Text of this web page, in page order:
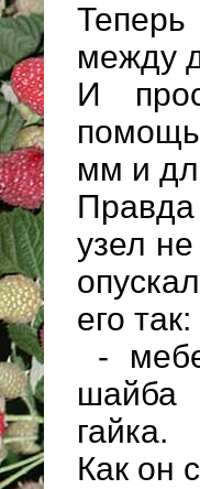
между
И
мм и
узел
его так:
-
шайба
гайка.
Как он